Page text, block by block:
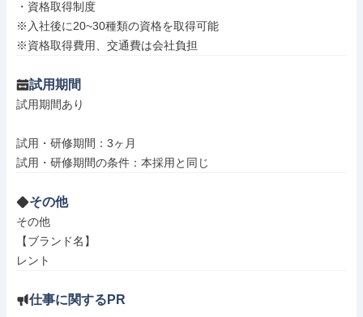
・資格取得制度
※入社後に20~30種類の資格を取得可能
※資格取得費用、交通費は会社負担
試用期間
試用期間あり
試用・研修期間：3ヶ月
その他
その他
【ブランド名】
レント
仕事に関するPR